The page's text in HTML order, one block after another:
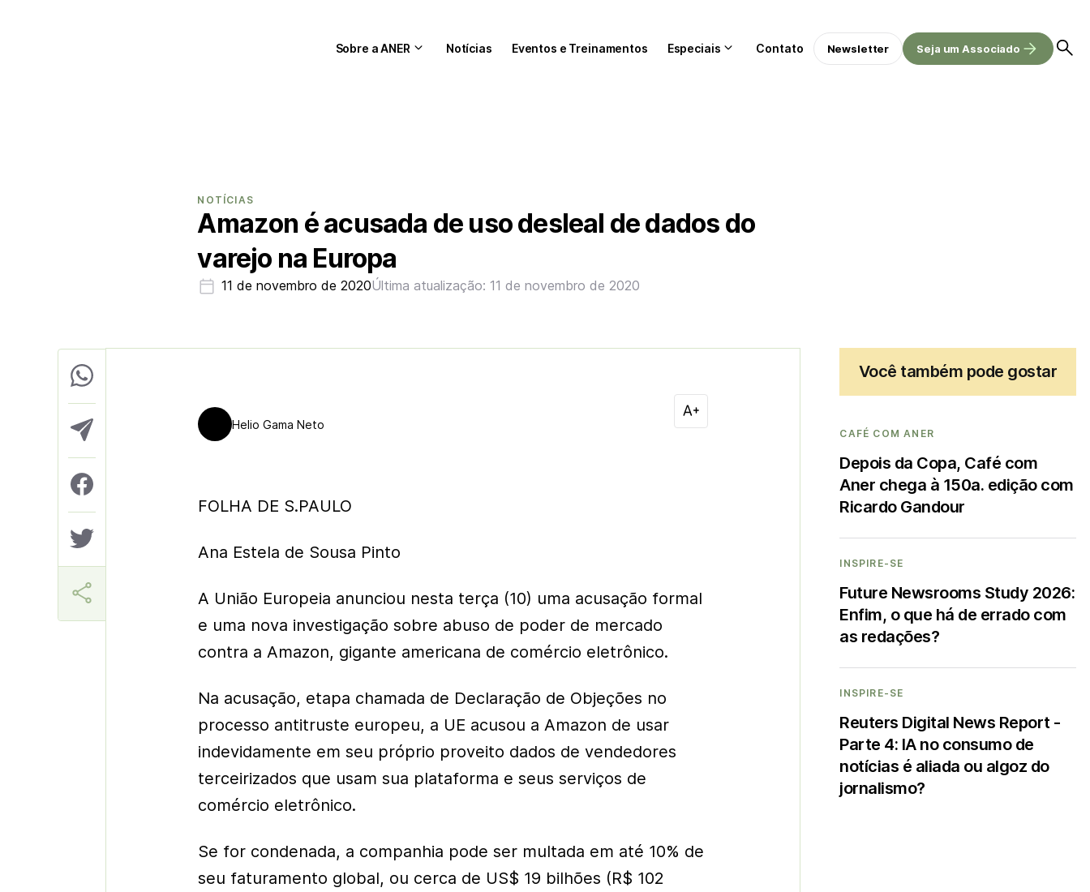
Sobre a ANER Notícias Eventos e Treinamentos Especiais Contato Newsletter Seja um Associado
NOTÍCIAS
Amazon é acusada de uso desleal de dados do
varejo na Europa
11 de novembro de 2020Última atualização: 11 de novembro de 2020
Helio Gama Neto
FOLHA DE S.PAULO
Ana Estela de Sousa Pinto
A União Europeia anunciou nesta terça (10) uma acusação formal
e uma nova investigação sobre abuso de poder de mercado
contra a Amazon, gigante americana de comércio eletrônico.
Na acusação, etapa chamada de Declaração de Objeções no
processo antitruste europeu, a UE acusou a Amazon de usar
indevidamente em seu próprio proveito dados de vendedores
terceirizados que usam sua plataforma e seus serviços de
comércio eletrônico.
Se for condenada, a companhia pode ser multada em até 10% de
seu faturamento global, ou cerca de US$ 19 bilhões (R$ 102
Você também pode gostar
CAFÉ COM ANER
Depois da Copa, Café com
Aner chega à 150a. edição com
Ricardo Gandour
INSPIRE-SE
Future Newsrooms Study 2026:
Enfim, o que há de errado com
as redações?
INSPIRE-SE
Reuters Digital News Report -
Parte 4: IA no consumo de
notícias é aliada ou algoz do
jornalismo?